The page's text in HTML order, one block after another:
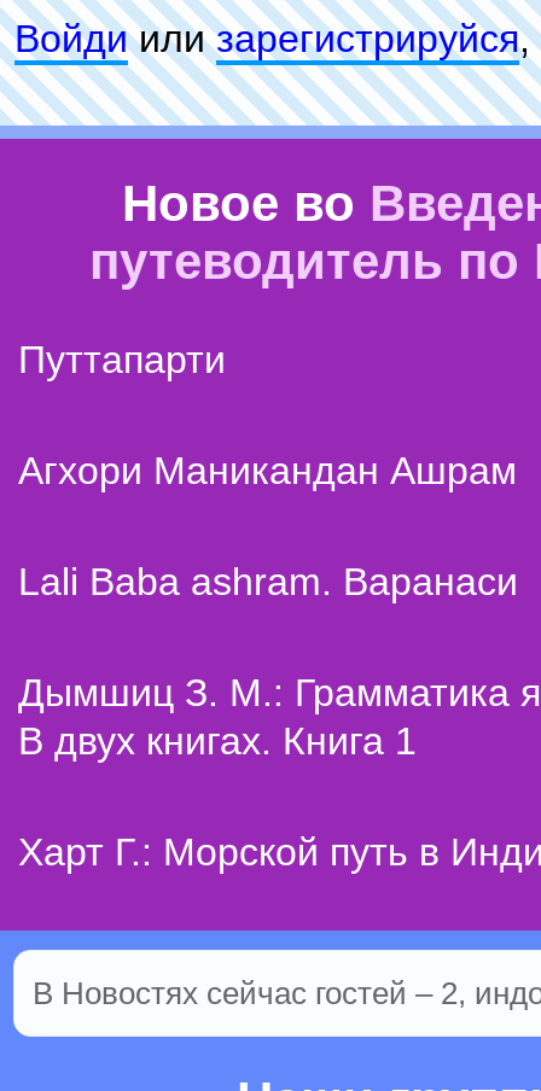
Войдиилизарeгиcтpируйся,
Новое во
путеводитель
Путтапарти
Агхори Маникандан Ашрам
Lali Baba ashram. Варанаси
Дымшиц З. М.: Грамматика
В двух книгах. Книга 1
Харт Г.: Морской путь в
В Новостях сейчас гостей – 2,